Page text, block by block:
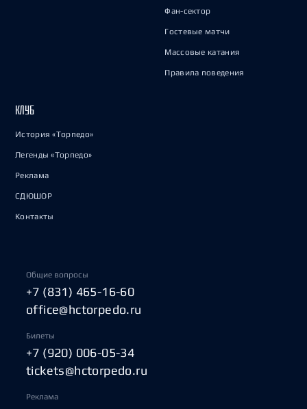
Фан-сектор
Гостевые матчи
Массовые катания
Правила поведения
КЛУБ
История «Торпедо»
Легенды «Торпедо»
Реклама
СДЮШОР
Контакты
Общие вопросы
+7 (831) 465-16-60
office@hctorpedo.ru
Билеты
+7 (920) 006-05-34
tickets@hctorpedo.ru
Реклама